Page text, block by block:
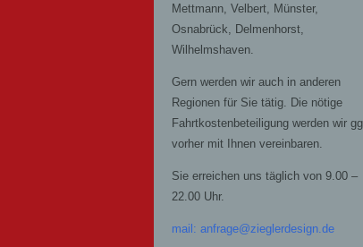
Mettmann, Velbert, Münster,
Osnabrück, Delmenhorst,
Wilhelmshaven.
Gern werden wir auch in anderen
Regionen für Sie tätig. Die nötige
Fahrtkostenbeteiligung werden wir
vorher mit Ihnen vereinbaren.
Sie erreichen uns täglich von 9.00 –
22.00 Uhr.
mail: anfrage@zieglerdesign.de